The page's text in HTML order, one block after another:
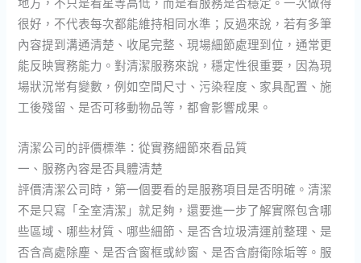
很好，不代表每次都能維持相同水準；反過來說，若有多筆
內容提到溝通清楚、收尾完整、現場細節處理到位，通常更
能反映實務能力。對清潔服務來說，穩定性很重要，因為現
場狀況常有變數，例如空間尺寸、污染程度、家具配置、施
工後殘留、是否可移動物品等，都會影響成果。
清潔公司的評價標準：從實務細節來看品質
一、服務內容是否具體清楚
評價清潔公司時，第一個要看的是服務項目是否明確。清潔
不是只寫「全室清潔」就足夠，還要進一步了解實際包含哪
些區域、哪些材質、哪些細節、是否含垃圾清運前整理、是
否含高處除塵、是否含窗框或紗窗、是否含廚衛除垢等。服